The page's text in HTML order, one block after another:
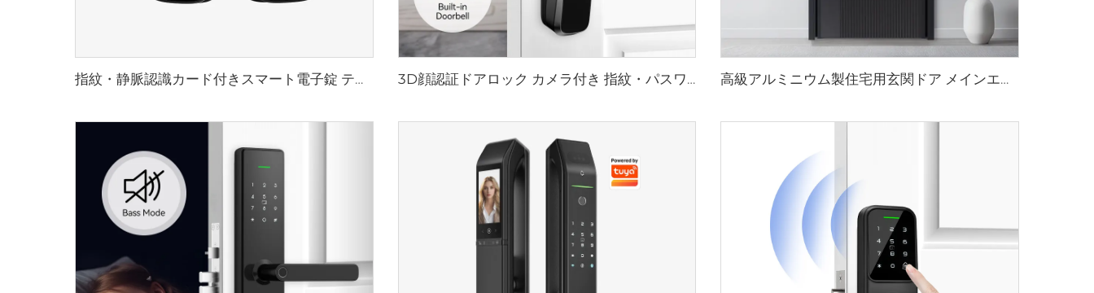
指紋・静脈認識カード付きスマート電子錠 テノンK10 Pro 3D顔認証ドアロック カメラ付き 指紋・パスワード・静脈認識 テノンA9 Pro 高級アルミニウム製住宅用玄関ドア メインエントリー対応 M8